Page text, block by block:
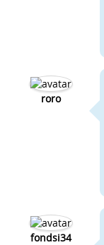
roro
fondsi34